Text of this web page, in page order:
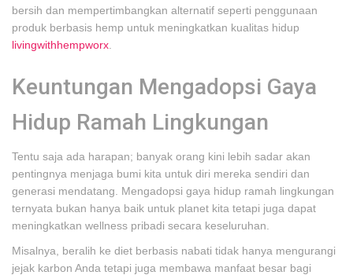
bersih dan mempertimbangkan alternatif seperti penggunaan
produk berbasis hemp untuk meningkatkan kualitas hidup
livingwithhempworx
Keuntungan Mengadopsi Gaya
Hidup Ramah Lingkungan
Tentu saja ada harapan; banyak orang kini lebih sadar akan
pentingnya menjaga bumi kita untuk diri mereka sendiri dan
generasi mendatang. Mengadopsi gaya hidup ramah lingkungan
ternyata bukan hanya baik untuk planet kita tetapi juga dapat
meningkatkan wellness pribadi secara keseluruhan.
Misalnya, beralih ke diet berbasis nabati tidak hanya mengurangi
jejak karbon Anda tetapi juga membawa manfaat besar bagi